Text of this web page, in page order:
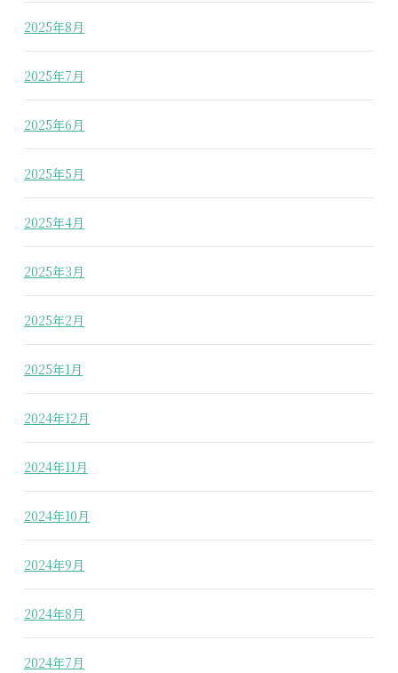
2025年8月
2025年7月
2025年6月
2025年5月
2025年4月
2025年3月
2025年2月
2025年1月
2024年12月
2024年11月
2024年10月
2024年9月
2024年8月
2024年7月